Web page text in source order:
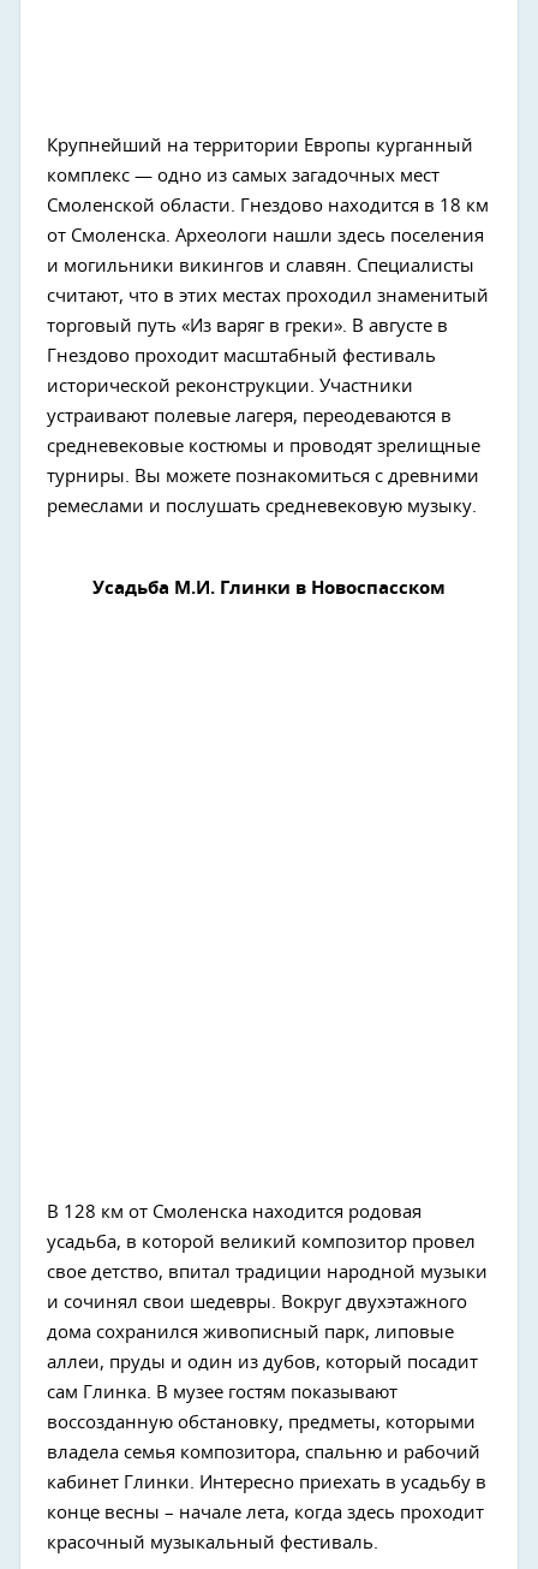
Крупнейший на территории Европы курганный
комплекс — одно из самых загадочных мест
Смоленской области. Гнездово находится в 18 км
от Смоленска. Археологи нашли здесь поселения
и могильники викингов и славян. Специалисты
считают, что в этих местах проходил знаменитый
торговый путь «Из варяг в греки». В августе в
Гнездово проходит масштабный фестиваль
исторической реконструкции. Участники
устраивают полевые лагеря, переодеваются в
средневековые костюмы и проводят зрелищные
турниры. Вы можете познакомиться с древними
ремеслами и послушать средневековую музыку.
Усадьба М.И. Глинки в Новоспасском
В 128 км от Смоленска находится родовая
усадьба, в которой великий композитор провел
свое детство, впитал традиции народной музыки
и сочинял свои шедевры. Вокруг двухэтажного
дома сохранился живописный парк, липовые
аллеи, пруды и один из дубов, который посадит
сам Глинка. В музее гостям показывают
воссозданную обстановку, предметы, которыми
владела семья композитора, спальню и рабочий
кабинет Глинки. Интересно приехать в усадьбу в
конце весны – начале лета, когда здесь проходит
красочный музыкальный фестиваль.